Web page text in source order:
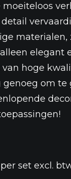
detail
materialen,
elegant
hoge
genoeg om te
set excl.